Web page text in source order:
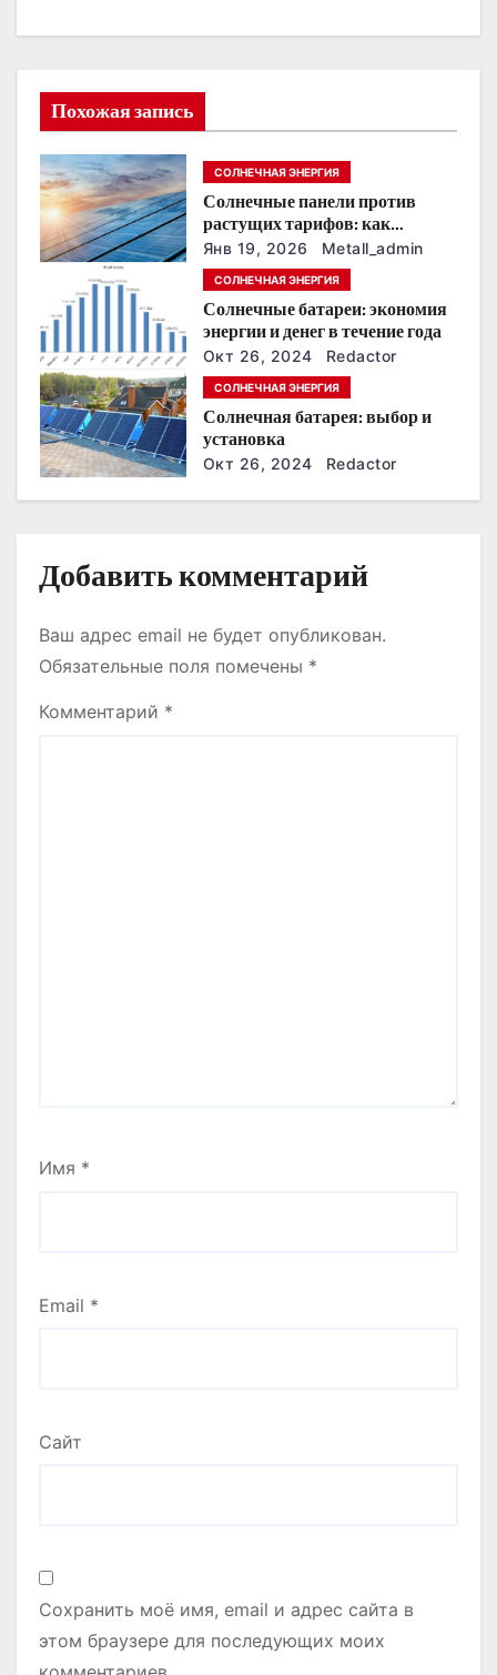
ц
я
п
о
з
п
и
с
я
Похожая запись
СОЛНЕЧНАЯ ЭНЕРГИЯ
Солнечные панели против
растущих тарифов: как
сохранить
энергонезависимость в
ближайшие годы
Янв 19, 2026 Metall_admin
СОЛНЕЧНАЯ ЭНЕРГИЯ
Солнечные батареи: экономия
энергии и денег в течение года
Окт 26, 2024 Redactor
СОЛНЕЧНАЯ ЭНЕРГИЯ
Солнечная батарея: выбор и
установка
Окт 26, 2024 Redactor
Добавить комментарий
Ваш адрес email не будет опубликован.
Обязательные поля помечены *
Комментарий *
Имя *
Email *
Сайт
Сохранить моё имя, email и адрес сайта в
этом браузере для последующих моих